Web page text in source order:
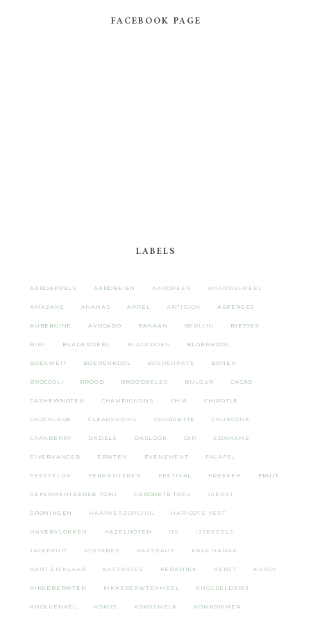
FACEBOOK PAGE
LABELS
AARDAPPELS AARDBEIEN AARDPEER AMANDELMEEL
AMAZAKE ANANAS APPEL ARTISJOK ASPERGES
AUBERGINE AVOCADO BANAAN BERLIJN BIETJES
BIMI BLADERDEEG BLADGROEN BLOEMKOOL
BOEKWEIT BOERENKOOL BOERENPATE BONEN
BROCCOLI BROOD BROODBELEG BULGUR CACAO
CASHEWNOTEN CHAMPIGNONS CHIA CHIPOTLE
CHOCOLADE CLEARSPRING COURGETTE COUSCOUS
CRANBERRY DADELS DASLOOK DIP EDAMAME
EIVERVANGER ERWTEN EVENEMENT FALAFEL
FEESTELIJK FERMENTEREN FESTIVAL FREEKEH FRUIT
GEFERMENTEERDE TOFU GEROOKTE TOFU GIERST
GRONINGEN HAARVERZORGING HARICOTS VERT
HAVERVLOKKEN HAZELNOTEN IJS IJSPEGELS
JACKFRUIT JOSTABES KAASSAUS KALA NAMAK
KANT EN KLAAR KASTANJES KERAMIEK KERST KHADI
KIKKERERWTEN KIKKERERWTENMEEL KNOLSELDERIJ
KNOLVENKEL KOKOS KOKOSMELK KOMKOMMER